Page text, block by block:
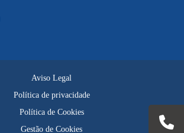
Aviso Legal
Política de privacidade
Política de Cookies
Gestão de Cookies